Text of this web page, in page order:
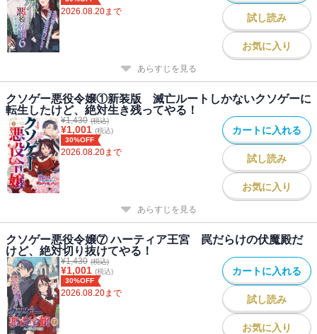
2026.08.20まで
試し読み
お気に入り
あらすじを見る
クソゲー悪役令嬢①新装版 滅亡ルートしかないクソゲーに
転生したけど、絶対生き残ってやる！
¥1,430 (税込)
¥1,001 (税込)
30%OFF
2026.08.20まで
カートに入れる
試し読み
お気に入り
あらすじを見る
クソゲー悪役令嬢⑦ ハーティア王宮 罠だらけの伏魔殿だ
けど、絶対切り抜けてやる！
¥1,430 (税込)
¥1,001 (税込)
30%OFF
2026.08.20まで
カートに入れる
試し読み
お気に入り